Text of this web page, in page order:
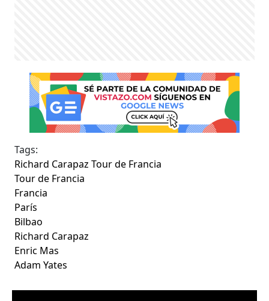
Tags:
Richard Carapaz Tour de Francia
Tour de Francia
Francia
París
Bilbao
Richard Carapaz
Enric Mas
Adam Yates